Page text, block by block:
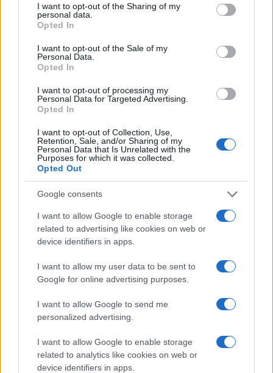
not limited to your visit or usage behaviour. You may click to
grant or deny consent to Google and its third-party tags to
use your data for below specified purposes in below Google
consent section.
I want to opt-out of the Sharing of my
personal data.
Opted In
I want to opt-out of the Sale of my
Personal Data.
Opted In
I want to opt-out of processing my
Personal Data for Targeted Advertising.
Opted In
I want to opt-out of Collection, Use,
Retention, Sale, and/or Sharing of my
Personal Data that Is Unrelated with the
Purposes for which it was collected.
Opted Out
Google consents
I want to allow Google to enable storage
related to advertising like cookies on web or
device identifiers in apps.
I want to allow my user data to be sent to
Google for online advertising purposes.
I want to allow Google to send me
personalized advertising.
I want to allow Google to enable storage
related to analytics like cookies on web or
device identifiers in apps.
FINANÇA
O Papel da IA no Day Trade Moderno: Dicas para Traders da
Família Euro
Bruno Costa · 5 ago 2026
FINANÇA